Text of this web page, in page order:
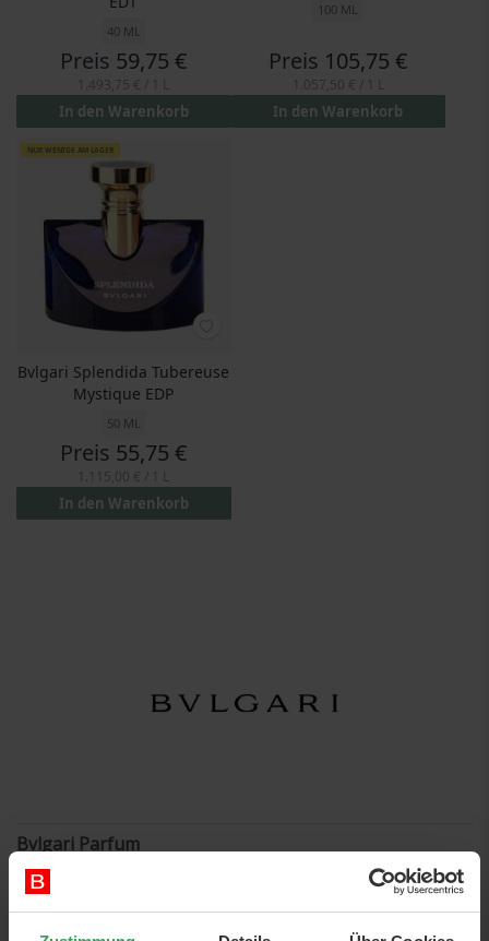
40 ML
Preis 59,75 €
In den Warenkorb
100 ML
Preis 105,75 €
In den Warenkorb
NUR WENIGE AM LAGER
Bvlgari Splendida Tubereuse
Mystique EDP
50 ML
Preis 55,75 €
In den Warenkorb
Bvlgari Parfum
Fantastische und luxuriöse Parfums von Bvlgari, die hohe
Design und dekoriert überall dort, wo Sie sie zu Hause